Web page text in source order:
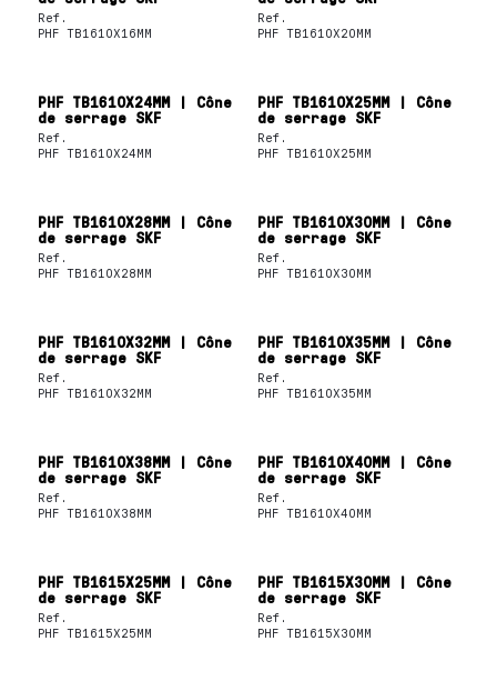
Ref.
PHF TB1610X16MM
Ref.
PHF TB1610X20MM
PHF TB1610X24MM | Cône
de serrage SKF
Ref.
PHF TB1610X24MM
PHF TB1610X25MM | Cône
de serrage SKF
Ref.
PHF TB1610X25MM
PHF TB1610X28MM | Cône
de serrage SKF
Ref.
PHF TB1610X28MM
PHF TB1610X30MM | Cône
de serrage SKF
Ref.
PHF TB1610X30MM
PHF TB1610X32MM | Cône
de serrage SKF
Ref.
PHF TB1610X32MM
PHF TB1610X35MM | Cône
de serrage SKF
Ref.
PHF TB1610X35MM
PHF TB1610X38MM | Cône
de serrage SKF
Ref.
PHF TB1610X38MM
PHF TB1610X40MM | Cône
de serrage SKF
Ref.
PHF TB1610X40MM
PHF TB1615X25MM | Cône
de serrage SKF
Ref.
PHF TB1615X25MM
PHF TB1615X30MM | Cône
de serrage SKF
Ref.
PHF TB1615X30MM